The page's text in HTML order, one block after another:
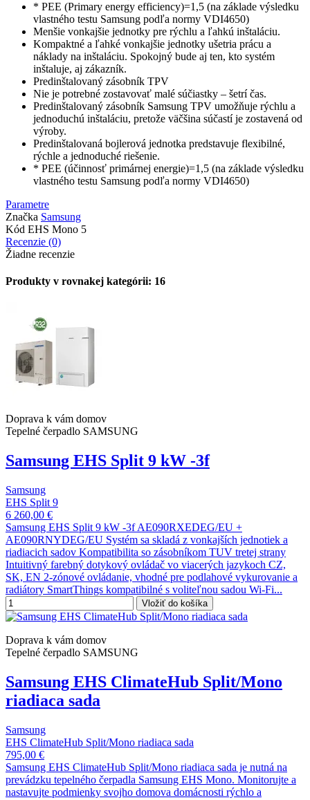
* PEE (Primary energy efficiency)=1,5 (na základe výsledku
vlastného testu Samsung podľa normy VDI4650)
Menšie vonkajšie jednotky pre rýchlu a ľahkú inštaláciu.
Kompaktné a ľahké vonkajšie jednotky ušetria prácu a
náklady na inštaláciu. Spokojný bude aj ten, kto systém
inštaluje, aj zákazník.
Predinštalovaný zásobník TPV
Nie je potrebné zostavovať malé súčiastky – šetrí čas.
Predinštalovaný zásobník Samsung TPV umožňuje rýchlu a
jednoduchú inštaláciu, pretože väčšina súčastí je zostavená od
výroby.
Predinštalovaná bojlerová jednotka predstavuje flexibilné,
rýchle a jednoduché riešenie.
* PEE (účinnosť primárnej energie)=1,5 (na základe výsledku
vlastného testu Samsung podľa normy VDI4650)
Parametre
Značka Samsung
Kód EHS Mono 5
Recenzie (0)
Žiadne recenzie
Produkty v rovnakej kategórii: 16
Doprava k vám domov
Tepelné čerpadlo SAMSUNG
Samsung EHS Split 9 kW -3f
Samsung
EHS Split 9
6 260,00 €
Samsung EHS Split 9 kW -3f AE090RXEDEG/EU +
AE090RNYDEG/EU Systém sa skladá z vonkajších jednotiek a
riadiacich sadov Kompatibilita so zásobníkom TUV tretej strany
Intuitivný farebný dotykový ovládač vo viacerých jazykoch CZ,
SK, EN 2-zónové ovládanie, vhodné pre podlahové vykurovanie a
radiátory SmartThings kompatibilné s voliteľnou sadou Wi-Fi...
Vložiť do košíka
Doprava k vám domov
Tepelné čerpadlo SAMSUNG
Samsung EHS ClimateHub Split/Mono
riadiaca sada
Samsung
EHS ClimateHub Split/Mono riadiaca sada
795,00 €
Samsung EHS ClimateHub Split/Mono riadiaca sada je nutná na
prevádzku tepelného čerpadla Samsung EHS Mono. Monitorujte a
nastavujte podmienky svojho domova domácnosti rýchlo a